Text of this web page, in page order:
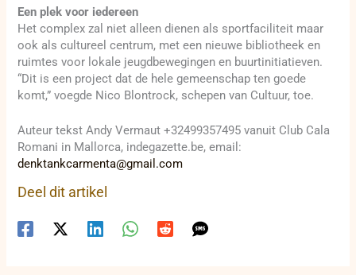
Een plek voor iedereen
Het complex zal niet alleen dienen als sportfaciliteit maar
ook als cultureel centrum, met een nieuwe bibliotheek en
ruimtes voor lokale jeugdbewegingen en buurtinitiatieven.
“Dit is een project dat de hele gemeenschap ten goede
komt,” voegde Nico Blontrock, schepen van Cultuur, toe.
Auteur tekst Andy Vermaut +32499357495 vanuit Club Cala
Romani in Mallorca, indegazette.be, email:
denktankcarmenta@gmail.com
Deel dit artikel